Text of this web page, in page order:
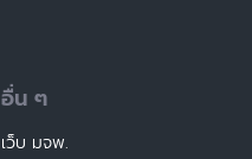
อื่น ๆ
เว็บ มจพ.